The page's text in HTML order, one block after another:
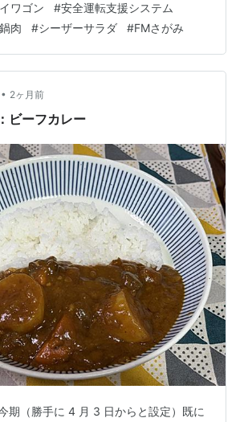
ダに(*'ω'*) とりあえず買い出しを済ま
セブンイレブンに寄り 加熱式たばこの
入 帰って☆彡 FMさがみを聴きながら
た(*^。^*)
ワゴン #安全運転支援システム
肉 #シーザーサラダ #FMさがみ
• 2ヶ月前
ビーフカレー
期（勝手に 4 月 3 日からと設定）既に